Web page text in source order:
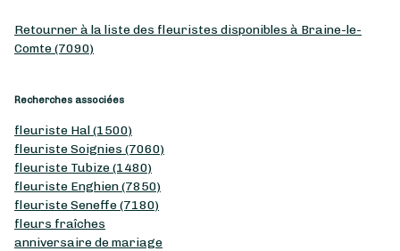
Retourner à la liste des fleuristes disponibles à Braine-le-
Comte (7090)
Recherches associées
fleuriste Hal (1500)
fleuriste Soignies (7060)
fleuriste Tubize (1480)
fleuriste Enghien (7850)
fleuriste Seneffe (7180)
fleurs fraîches
anniversaire de mariage